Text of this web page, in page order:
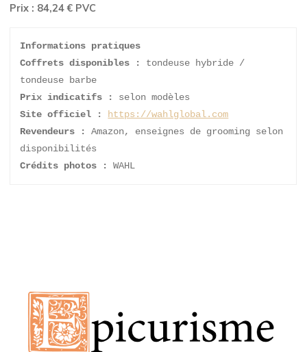
Prix : 84,24 € PVC
Informations pratiques
Coffrets disponibles :
tondeuse hybride /
tondeuse barbe
Prix indicatifs :
selon modèles
Site officiel :
https://wahlglobal.com
Revendeurs :
Amazon, enseignes de grooming selon
disponibilités
Crédits photos :
WAHL